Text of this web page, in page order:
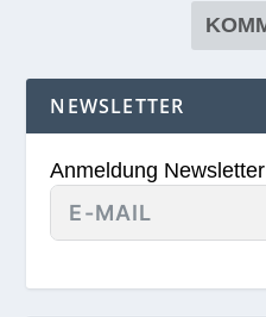
NEWSLETTER
Anmeldung Newsletter